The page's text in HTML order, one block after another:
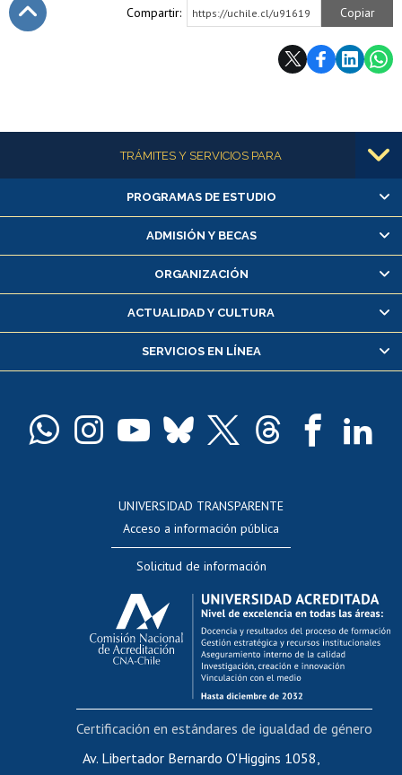
Compartir: https://uchile.cl/u91619 Copiar
Más informaciónTRÁMITES Y SERVICIOS PARA
Alumnas/os y exalumnas/os
Matrícula en línea
Inscripción y cambio de asignaturas
Consulta y certificado de notas
Servicio médico y dental
Pago de arancel y crédito alumnos
Docentes
Perfeccionamiento
Editar Portafolio Académico
Evaluación docente
Calificación académica
Postulación al AUCAI
Funcionarias/os
Cursos internos de capacitación
Bienestar del personal
Portal de movilidad interna
Certificado de renta
PROGRAMAS DE ESTUDIO
ADMISIÓN Y BECAS
ORGANIZACIÓN
ACTUALIDAD Y CULTURA
SERVICIOS EN LÍNEA
UNIVERSIDAD TRANSPARENTE
Acceso a información pública
Solicitud de información
Av. Libertador Bernardo O'Higgins 1058,
Certificación en estándares de igualdad de género